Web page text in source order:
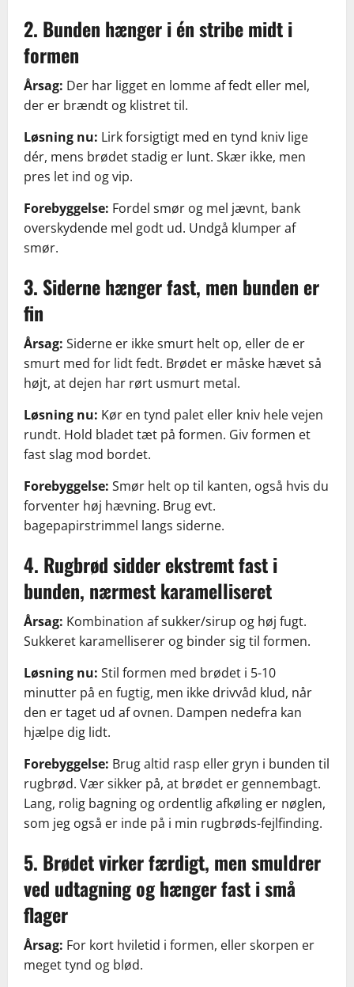
2. Bunden hænger i én stribe midt i
formen
Årsag: Der har ligget en lomme af fedt eller mel,
der er brændt og klistret til.
Løsning nu: Lirk forsigtigt med en tynd kniv lige
dér, mens brødet stadig er lunt. Skær ikke, men
pres let ind og vip.
Forebyggelse: Fordel smør og mel jævnt, bank
overskydende mel godt ud. Undgå klumper af
smør.
3. Siderne hænger fast, men bunden er
fin
Årsag: Siderne er ikke smurt helt op, eller de er
smurt med for lidt fedt. Brødet er måske hævet så
højt, at dejen har rørt usmurt metal.
Løsning nu: Kør en tynd palet eller kniv hele vejen
rundt. Hold bladet tæt på formen. Giv formen et
fast slag mod bordet.
Forebyggelse: Smør helt op til kanten, også hvis du
forventer høj hævning. Brug evt.
bagepapirstrimmel langs siderne.
4. Rugbrød sidder ekstremt fast i
bunden, nærmest karamelliseret
Årsag: Kombination af sukker/sirup og høj fugt.
Sukkeret karamelliserer og binder sig til formen.
Løsning nu: Stil formen med brødet i 5-10
minutter på en fugtig, men ikke drivvåd klud, når
den er taget ud af ovnen. Dampen nedefra kan
hjælpe dig lidt.
Forebyggelse: Brug altid rasp eller gryn i bunden til
rugbrød. Vær sikker på, at brødet er gennembagt.
Lang, rolig bagning og ordentlig afkøling er nøglen,
som jeg også er inde på i min rugbrøds-fejlfinding.
5. Brødet virker færdigt, men smuldrer
ved udtagning og hænger fast i små
flager
Årsag: For kort hviletid i formen, eller skorpen er
meget tynd og blød.